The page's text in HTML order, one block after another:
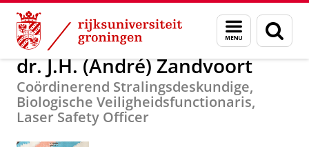
Skip
Content
Skip
Navigation
Menu
en
zoeken
Over ons dr. J.H. (André) Zandvoort
dr. J.H. (André) Zandvoort
Coördinerend Stralingsdeskundige,
Biologische Veiligheidsfunctionaris,
Laser Safety Officer